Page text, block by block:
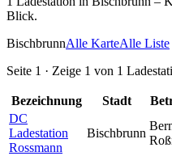
Blick.
BischbrunnAlle KarteAlle Liste
Seite 1 · Zeige 1 von 1
Bezeichnung Stadt
DC
Ladestation
Rossmann
Bischbrunn